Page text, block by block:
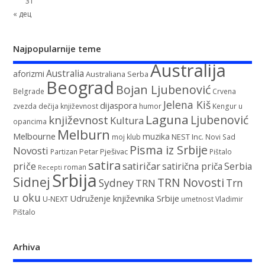
« дец
Najpopularnije teme
aforizmi Australia Australiana Serba Australija
Belgrade Beograd Bojan Ljubenović Crvena
zvezda dečija književnostdijaspora humor Jelena Kiš Kengur u
opancima književnost Kultura Laguna Ljubenović
Melbourne Melburn moj klub muzika NEST Inc. Novi Sad
Novosti Partizan Petar Pješivac Pisma iz Srbije Pištalo
priče Recepti roman satirasatiričarsatirična pričaSerbia
Sidnej Srbija SydneyTRN TRN Novosti Trn
u oku U-NEXT Udruženje književnika Srbije umetnostVladimir
Pištalo
Arhiva